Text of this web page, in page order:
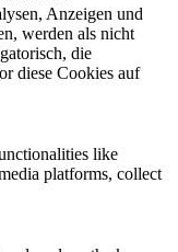
Anzeigen und
werden als nicht
die
diese Cookies auf
like
platforms, collect